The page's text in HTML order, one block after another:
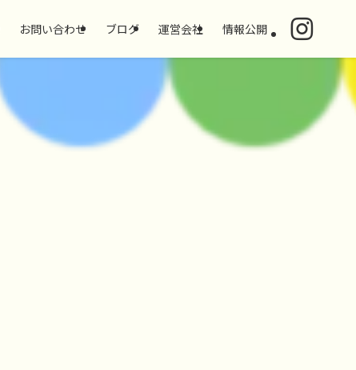
お問い合わせ ブログ 運営会社 情報公開